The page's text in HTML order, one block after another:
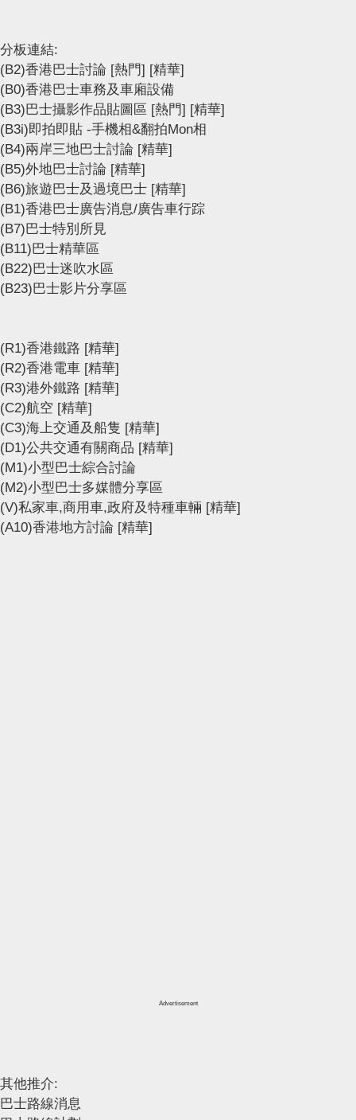
分板連結:
(B2)香港巴士討論 [熱門] [精華]
(B0)香港巴士車務及車廂設備
(B3)巴士攝影作品貼圖區 [熱門] [精華]
(B3i)即拍即貼 -手機相&翻拍Mon相
(B4)兩岸三地巴士討論 [精華]
(B5)外地巴士討論 [精華]
(B6)旅遊巴士及過境巴士 [精華]
(B1)香港巴士廣告消息/廣告車行踪
(B7)巴士特別所見
(B11)巴士精華區
(B22)巴士迷吹水區
(B23)巴士影片分享區
(R1)香港鐵路 [精華]
(R2)香港電車 [精華]
(R3)港外鐵路 [精華]
(C2)航空 [精華]
(C3)海上交通及船隻 [精華]
(D1)公共交通有關商品 [精華]
(M1)小型巴士綜合討論
(M2)小型巴士多媒體分享區
(V)私家車,商用車,政府及特種車輛 [精華]
(A10)香港地方討論 [精華]
Advertisement
其他推介:
巴士路線消息